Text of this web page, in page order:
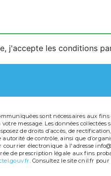
j'accepte les conditions
sont nécessaires aux
message. Les données
de droits d’accès, de
de contrôle, ainsi que
courrier électronique à l'adresse
de prescription légale aux fins
. Consultez le site cnil.fr